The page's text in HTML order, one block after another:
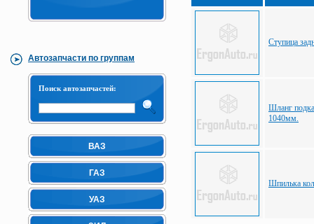
Автозапчасти по группам
Поиск автозапчастей:
ВАЗ
ГАЗ
УАЗ
Ступица
Шланг
1040мм.
Шпилька